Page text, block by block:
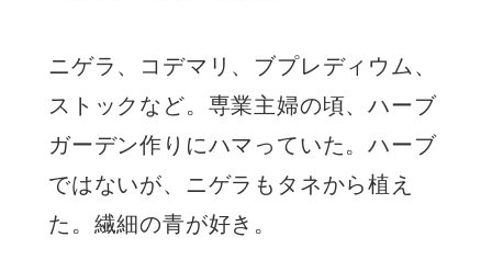
ニゲラ、コデマリ、ブプレディウム、
ストックなど。専業主婦の頃、ハーブ
ガーデン作りにハマっていた。ハーブ
ではないが、ニゲラもタネから植え
た。繊細の青が好き。